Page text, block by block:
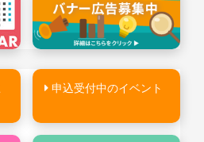
申込受付中のイベント